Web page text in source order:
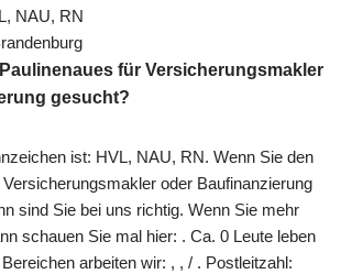
NAU, RN
für Versicherungsmakler
gesucht?
ist: HVL, NAU, RN. Wenn Sie den
oder Baufinanzierung
sind Sie bei uns richtig. Wenn Sie mehr
schauen Sie mal hier: . Ca. 0 Leute leben
arbeiten wir: , , / . Postleitzahl: